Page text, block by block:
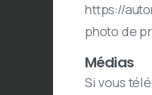
https://
photo de
Médias
Si vous